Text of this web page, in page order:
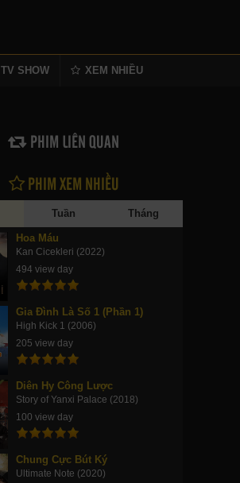
TV SHOW XEM NHIỀU
PHIM LIÊN QUAN
PHIM XEM NHIỀU
Tuần Tháng
Hoa Máu
Kan Cicekleri (2022)
494 view day
Gia Đình Là Số 1 (Phần 1)
High Kick 1 (2006)
205 view day
Diên Hy Công Lược
Story of Yanxi Palace (2018)
100 view day
Chung Cực Bút Ký
Ultimate Note (2020)